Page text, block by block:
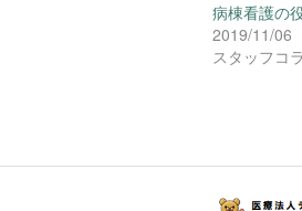
病棟看護の
2019/11/06
スタッフコ